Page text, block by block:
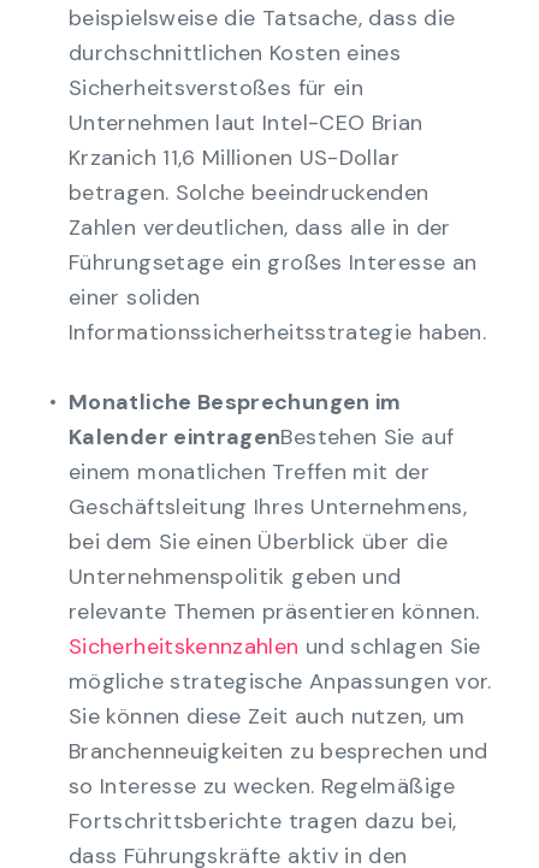
beispielsweise die Tatsache, dass die
durchschnittlichen Kosten eines
Sicherheitsverstoßes für ein
Unternehmen laut Intel-CEO Brian
Krzanich 11,6 Millionen US-Dollar
betragen. Solche beeindruckenden
Zahlen verdeutlichen, dass alle in der
Führungsetage ein großes Interesse an
einer soliden
Informationssicherheitsstrategie haben.
Monatliche Besprechungen im
Kalender eintragenBestehen Sie auf
einem monatlichen Treffen mit der
Geschäftsleitung Ihres Unternehmens,
bei dem Sie einen Überblick über die
Unternehmenspolitik geben und
relevante Themen präsentieren können.
Sicherheitskennzahlen und schlagen Sie
mögliche strategische Anpassungen vor.
Sie können diese Zeit auch nutzen, um
Branchenneuigkeiten zu besprechen und
so Interesse zu wecken. Regelmäßige
Fortschrittsberichte tragen dazu bei,
dass Führungskräfte aktiv in den